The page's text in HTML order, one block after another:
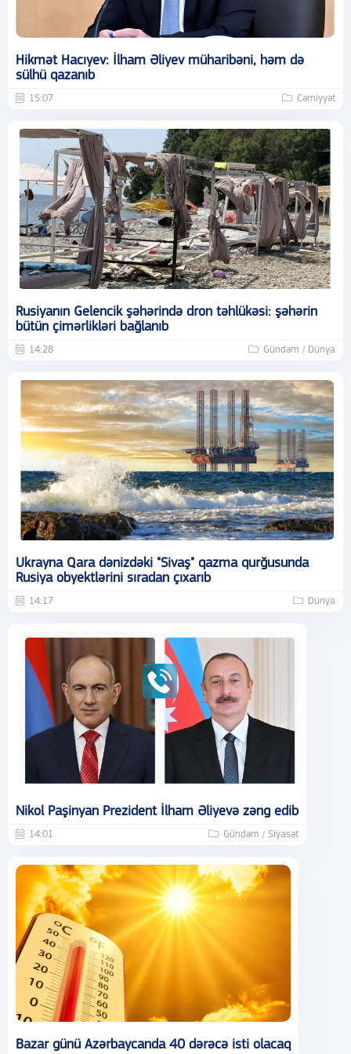
Hikmət Hacıyev: İlham Əliyev müharibəni, həm də
sülhü qazanıb
15:07 Cəmiyyət
Rusiyanın Gelencik şəhərində dron təhlükəsi: şəhərin
bütün çimərlikləri bağlanıb
14:28 Gündəm / Dünya
Ukrayna Qara dənizdəki "Sivaş" qazma qurğusunda
Rusiya obyektlərini sıradan çıxarıb
14:17 Dünya
Nikol Paşinyan Prezident İlham Əliyevə zəng edib
14:01 Gündəm / Siyasət
Bazar günü Azərbaycanda 40 dərəcə isti olacaq